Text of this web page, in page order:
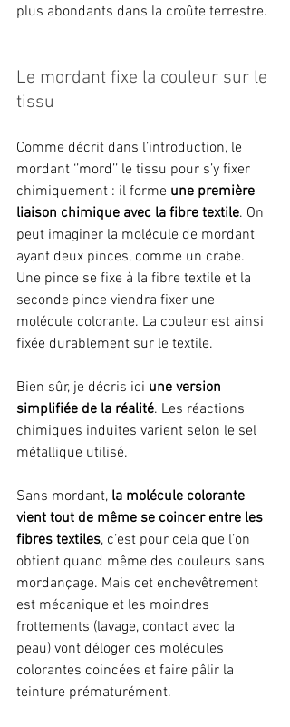
plus abondants dans la croûte terrestre.
Le mordant fixe la couleur sur le
tissu
Comme décrit dans l’introduction, le
mordant ‘’mord’’ le tissu pour s’y fixer
chimiquement : il forme une première
liaison chimique avec la fibre textile. On
peut imaginer la molécule de mordant
ayant deux pinces, comme un crabe.
Une pince se fixe à la fibre textile et la
seconde pince viendra fixer une
molécule colorante. La couleur est ainsi
fixée durablement sur le textile.
Bien sûr, je décris ici une version
simplifiée de la réalité. Les réactions
chimiques induites varient selon le sel
métallique utilisé.
Sans mordant, la molécule colorante
vient tout de même se coincer entre les
fibres textiles, c’est pour cela que l’on
obtient quand même des couleurs sans
mordançage. Mais cet enchevêtrement
est mécanique et les moindres
frottements (lavage, contact avec la
peau) vont déloger ces molécules
colorantes coincées et faire pâlir la
teinture prématurément.